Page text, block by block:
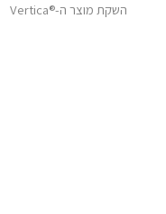
השקת מוצר ה-®Vertica